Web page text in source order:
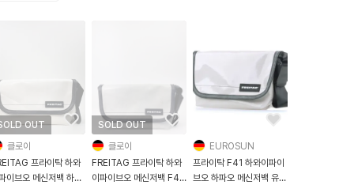
OUT
클로이
프라이탁 하와
이브오 메신저백 하파
SOLD OUT
클로이
FREITAG 프라이탁 하와
이파이브오 메신저백 F41
EUROSUN
프라이탁 F41 하와이파이
브오 하파오 메신저백 유광